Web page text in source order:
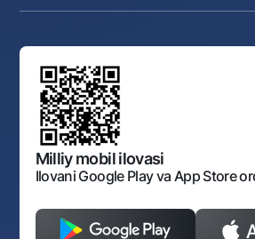
Bank tarkibi
Aksilkorrupsiya
Korporativ uslub
Sayt haritasi
Auksionlar
Ofis va bankomatlar
Shaxsiy ma'lumotlarni qayta
O‘zbekiston Tasviriy san’at galereyasi
Standart shartnomalar
Normativ-huquqiy hujjatlar loyihalarini
Normativ huquqiy hujjatlar
O'zbekiston Respublikasi Tashqi
Bankining ish tartibi va rejimi
Ochiq ma'lumotlar
Monopoliyaga qarshi komplaens
Milliy mobil ilovasi
Ilovani Google Play va App Store